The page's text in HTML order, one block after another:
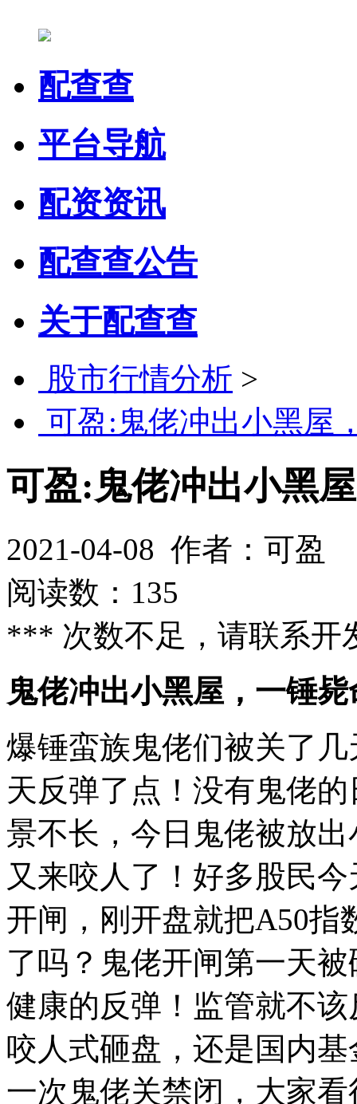
配查查
平台导航
配资资讯
配查查公告
关于配查查
股市行情分析 >
可盈:鬼佬冲出小黑屋
可盈:鬼佬冲出小黑
2021-04-08 作者：可盈
阅读数：135
*** 次数不足，请联系
鬼佬冲出小黑屋，一锤
爆锤蛮族鬼佬们被关了
天反弹了点！没有鬼佬
景不长，今日鬼佬被放
又来咬人了！好多股民
开闸，刚开盘就把A50指
了吗？鬼佬开闸第一天
健康的反弹！监管就不
咬人式砸盘，还是国内
一次鬼佬关禁闭，大家